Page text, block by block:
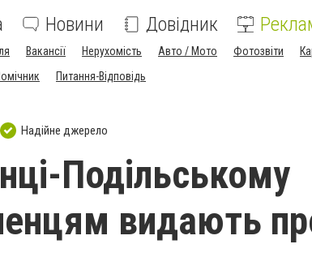
Новини Довідник
Вакансії Нерухомість Авто / Мото Фотозвіти
Питання-Відповідь
Надійне джерело
Подільському
видають